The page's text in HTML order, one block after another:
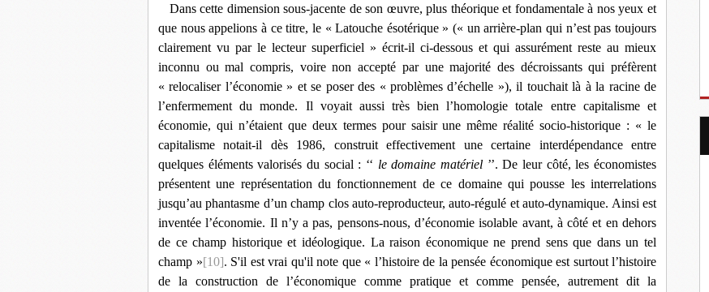
Dans cette dimension sous-jacente de son œuvre, plus théorique et fondamentale à nos yeux et
que nous appelions à ce titre, le « Latouche ésotérique » (« un arrière-plan qui n’est pas toujours
clairement vu par le lecteur superficiel » écrit-il ci-dessous et qui assurément reste au mieux
inconnu ou mal compris, voire non accepté par une majorité des décroissants qui préfèrent
« relocaliser l’économie » et se poser des « problèmes d’échelle »), il touchait là à la racine de
l’enfermement du monde. Il voyait aussi très bien l’homologie totale entre capitalisme et
économie, qui n’étaient que deux termes pour saisir une même réalité socio-historique : « le
capitalisme notait-il dès 1986, construit effectivement une certaine interdépendance entre
quelques éléments valorisés du social : ‘‘ le domaine matériel ’’. De leur côté, les économistes
présentent une représentation du fonctionnement de ce domaine qui pousse les interrelations
jusqu’au phantasme d’un champ clos auto-reproducteur, auto-régulé et auto-dynamique. Ainsi est
inventée l’économie. Il n’y a pas, pensons-nous, d’économie isolable avant, à côté et en dehors
de ce champ historique et idéologique. La raison économique ne prend sens que dans un tel
champ »[10]. S'il est vrai qu'il note que « l’histoire de la pensée économique est surtout l’histoire
de la construction de l’économique comme pratique et comme pensée, autrement dit la